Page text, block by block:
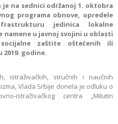
je na sednici održanoj 1. oktobra
programa obnove, opredele
jedinica lokalne
namene u javnoj svojini u oblasti
zaštite oštećenih ili
godine.
istraživačkih, stručnih i naučnih
Vlada Srbije donela je odluku o
istraživačkog centra „Milutin